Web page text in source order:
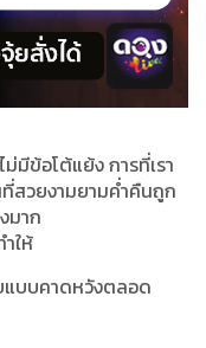
มีข้อโต้แย้ง การที่เรา
สวยงามยามค่ำคืนถูก
มาก
ให้
แบบคาดหวังตลอด